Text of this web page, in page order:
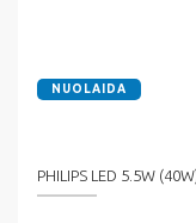
NUOLAIDA
PHILIPS LED 5.5W